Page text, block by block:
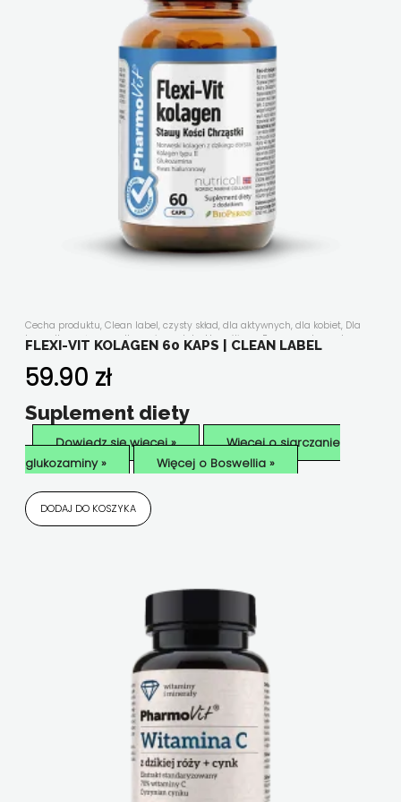
Cecha produktu, Clean label, czysty skład, dla aktywnych, dla kobiet, Dla
kogo,dla mężczyzn dla seniora ekstrakty roślinne ,Forma suplementu
Funkcjonalność,kolageny,kości, stawy, mięśnie,Nasze linie,Składniki
aktywne,suplementy diety w kapsułkach/tabletkach
uroda i antyoksydacja
FLEXI-VIT KOLAGEN 60 KAPS | CLEAN LABEL
59.90 zł
Suplement diety
Dowiedz się więcej »
Więcej o siarczanie
glukozaminy »
Więcej o Boswellia »
DODAJ DO KOSZYKA